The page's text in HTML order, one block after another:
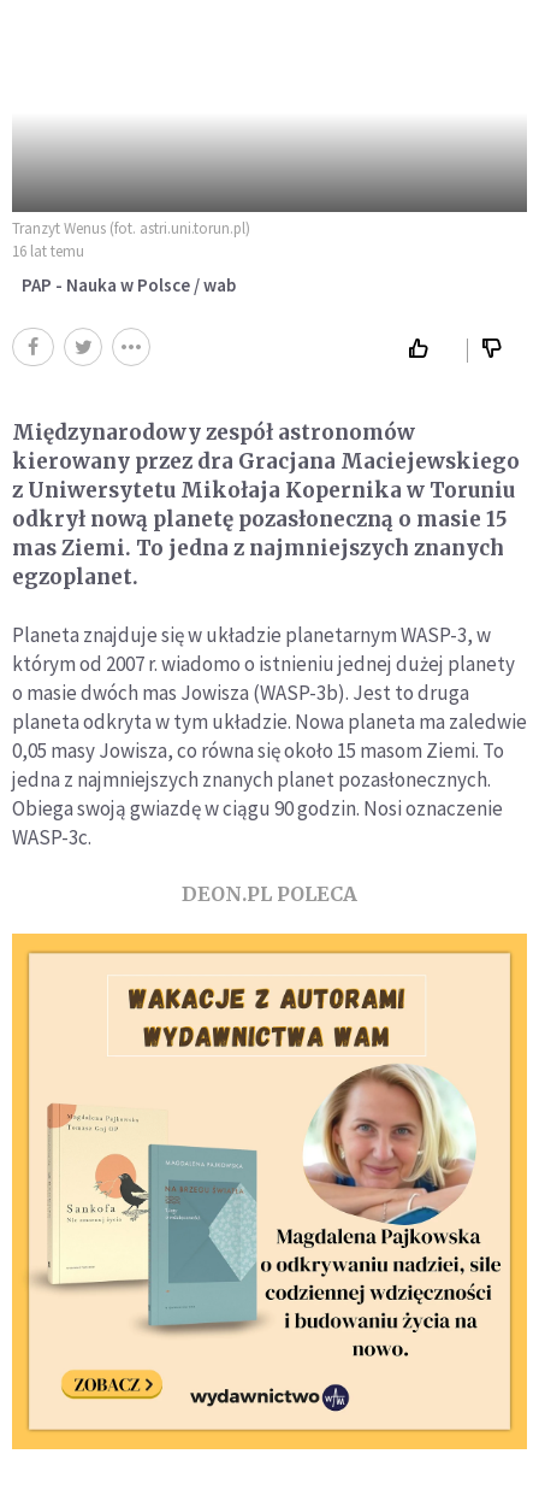
Tranzyt Wenus (fot. astri.uni.torun.pl)
16 lat temu
PAP - Nauka w Polsce / wab
Międzynarodowy zespół astronomów
kierowany przez dra Gracjana Maciejewskiego
z Uniwersytetu Mikołaja Kopernika w Toruniu
odkrył nową planetę pozasłoneczną o masie 15
mas Ziemi. To jedna z najmniejszych znanych
egzoplanet.
Planeta znajduje się w układzie planetarnym WASP-3, w
którym od 2007 r. wiadomo o istnieniu jednej dużej planety
o masie dwóch mas Jowisza (WASP-3b). Jest to druga
planeta odkryta w tym układzie. Nowa planeta ma zaledwie
0,05 masy Jowisza, co równa się około 15 masom Ziemi. To
jedna z najmniejszych znanych planet pozasłonecznych.
Obiega swoją gwiazdę w ciągu 90 godzin. Nosi oznaczenie
WASP-3c.
DEON.PL POLECA